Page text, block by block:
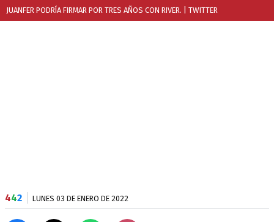
JUANFER PODRÍA FIRMAR POR TRES AÑOS CON RIVER. | TWITTER
442 LUNES 03 DE ENERO DE 2022